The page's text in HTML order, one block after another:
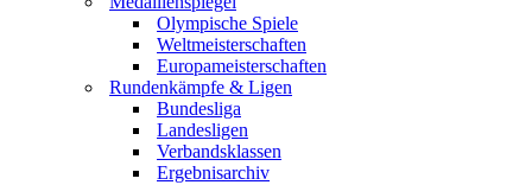
Olympische Spiele
Weltmeisterschaften
Europameisterschaften
Rundenkämpfe & Ligen
Bundesliga
Landesligen
Verbandsklassen
Ergebnisarchiv